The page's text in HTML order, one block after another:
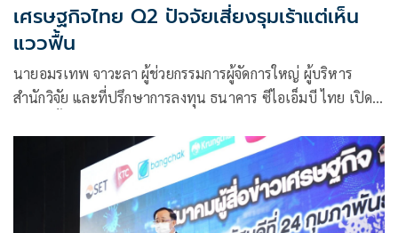
เศรษฐกิจไทย Q2 ปัจจัยเสี่ยงรุมเร้าแต่เห็น
แววฟื้น
นายอมรเทพ จาวะลา ผู้ช่วยกรรมการผู้จัดการใหญ่ ผู้บริหาร
สำนักวิจัย และที่ปรึกษาการลงทุน ธนาคาร ซีไอเอ็มบี ไทย เปิด
จากความไม่แน่นอน